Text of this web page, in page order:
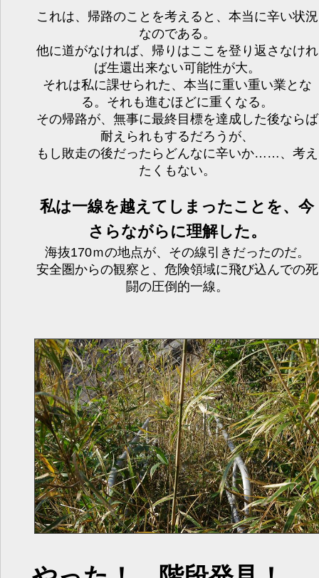
これは、帰路のことを考えると、本当に辛い状況
なのである。
他に道がなければ、帰りはここを登り返さなけれ
ば生還出来ない可能性が大。
それは私に課せられた、本当に重い重い業とな
る。それも進むほどに重くなる。
その帰路が、無事に最終目標を達成した後ならば
耐えられもするだろうが、
もし敗走の後だったらどんなに辛いか……、考え
たくもない。
私は一線を越えてしまったことを、今
さらながらに理解した。
海抜170ｍの地点が、その線引きだったのだ。
安全圏からの観察と、危険領域に飛び込んでの死
闘の圧倒的一線。